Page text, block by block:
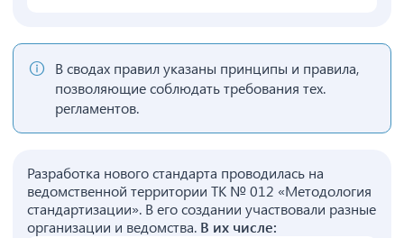
В сводах правил указаны принципы и правила,
позволяющие соблюдать требования тех.
регламентов.
Разработка нового стандарта проводилась на
ведомственной территории ТК № 012 «Методология
стандартизации». В его создании участвовали разные
организации и ведомства. В их числе: